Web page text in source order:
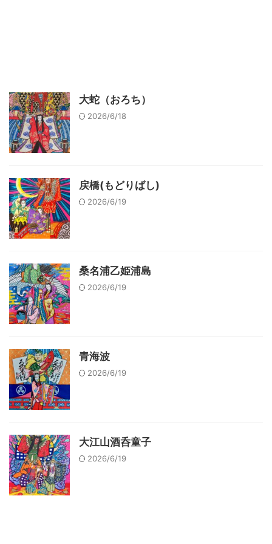
大蛇（おろち）
2026/6/18
戻橋(もどりばし)
2026/6/19
桑名浦乙姫浦島
2026/6/19
青海波
2026/6/19
大江山酒呑童子
2026/6/19